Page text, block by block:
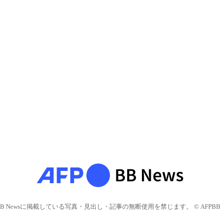
Newsに掲載している写真・見出し・記事の無断使用を禁じます。 © AFPBB